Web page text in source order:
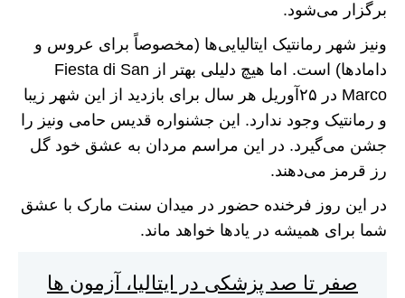
برگزار می‌شود.
ونیز شهر رمانتیک ایتالیایی‌ها (مخصوصاً برای عروس و
دامادها) است. اما هیچ دلیلی بهتر از Fiesta di San
Marco در ۲۵‌آوریل هر سال برای بازدید از این شهر زیبا
و رمانتیک وجود ندارد. این جشنواره قدیس حامی ونیز را
جشن می‌گیرد. در این مراسم مردان به عشق خود گل
رز قرمز می‌دهند.
در این روز فرخنده حضور در میدان سنت مارک با عشق
شما برای همیشه در یاد‌ها خواهد ماند.
صفر تا صد پزشکی در ایتالیا، آزمون ها